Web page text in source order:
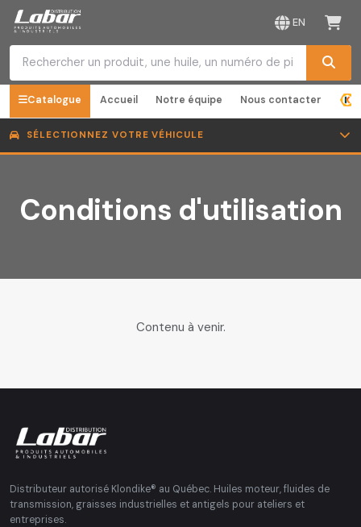
EN
Catalogue Accueil Notre équipe Nous contacter
SÉLECTIONNEZ VOTRE VÉHICULE
Conditions d'utilisation
Contenu à venir.
Distributeur autorisé Klondike® au Québec. Huiles moteur, fluides de
transmission, graisses industrielles et antigels pour ateliers et
entreprises.